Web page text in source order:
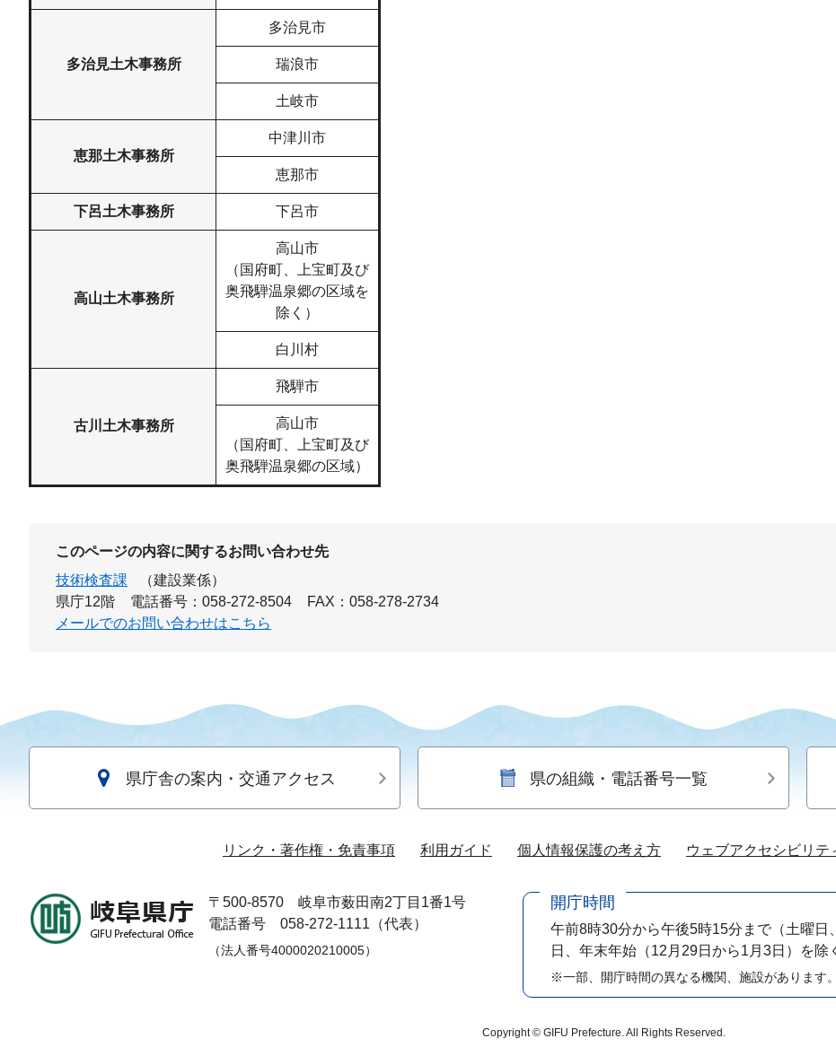
多治見土木事務所
多治見市
瑞浪市
土岐市
恵那土木事務所
中津川市
恵那市
下呂土木事務所 下呂市
高山土木事務所
高山市
（国府町、上宝町及び
奥飛騨温泉郷の区域を
除く）
白川村
古川土木事務所
飛騨市
高山市
（国府町、上宝町及び
奥飛騨温泉郷の区域）
このページの内容に関するお問い合わせ先
技術検査課
（建設業係）
県庁12階
電話番号：058-272-8504
FAX：058-278-2734
メールでのお問い合わせはこちら
県庁舎の案内・交通アクセス 県の組織・電話番号一覧
リンク・著作権・免責事項 利用ガイド 個人情報保護の考え方 ウェブアクセシビリテ
〒500-8570
岐阜市薮田南2丁目1番1号
電話番号 058-272-1111（代表）
（法人番号4000020210005）
開庁時間
午前8時30分から午後5時15分まで （土曜
日、年末年始（12月29日から1月3日）を除
※一部、開庁時間の異なる機関、施設があります。
Copyright © GIFU Prefecture. All Rights Reserved.